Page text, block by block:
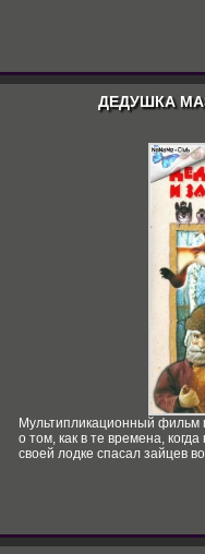
ДЕДУШКА
Мультипликационный фильм
о том, как в те времена,
своей лодке спасал зайцев